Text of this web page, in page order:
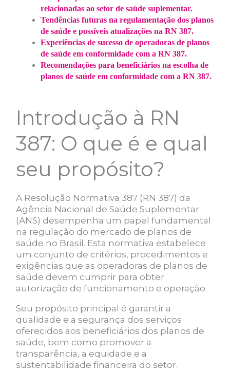
relacionadas ao setor de saúde suplementar.
Tendências futuras na regulamentação dos planos
de saúde e possíveis atualizações na RN 387.
Experiências de sucesso de operadoras de planos
de saúde em conformidade com a RN 387.
Recomendações para beneficiários na escolha de
planos de saúde em conformidade com a RN 387.
Introdução à RN
387: O que é e qual
seu propósito?
A Resolução Normativa 387 (RN 387) da
Agência Nacional de Saúde Suplementar
(ANS) desempenha um papel fundamental
na regulação do mercado de planos de
saúde no Brasil. Esta normativa estabelece
um conjunto de critérios, procedimentos e
exigências que as operadoras de planos de
saúde devem cumprir para obter
autorização de funcionamento e operação.
Seu propósito principal é garantir a
qualidade e a segurança dos serviços
oferecidos aos beneficiários dos planos de
saúde, bem como promover a
transparência, a equidade e a
sustentabilidade financeira do setor.